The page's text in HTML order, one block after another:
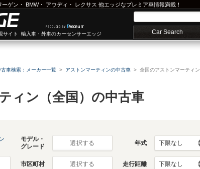
ーゲン ・ BMW・ アウディ ・ レクサス 他エッジなプレミア車情報満載！
サイト 輸入車・外車のカーセンサーエッジ Car Search
古車検索：メーカー一覧 アストンマーティンの中古車 全国のアストンマーティン
ィン（全国）の中古車
モデル・
グレード
選択する 年式
市区町村 選択する 走行距離